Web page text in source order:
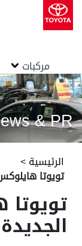
مركبات
& PR
الرئيسية>
تويوتا